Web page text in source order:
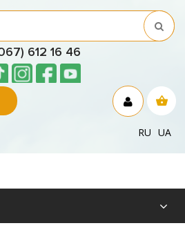
612 16 46
RU UA